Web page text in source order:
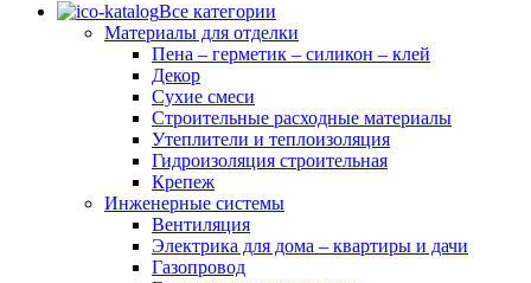
Все категории
Материалы для отделки
Пена – герметик – силикон – клей
Декор
Сухие смеси
Строительные расходные материалы
Утеплители и теплоизоляция
Гидроизоляция строительная
Крепеж
Инженерные системы
Вентиляция
Электрика для дома – квартиры и дачи
Газопровод